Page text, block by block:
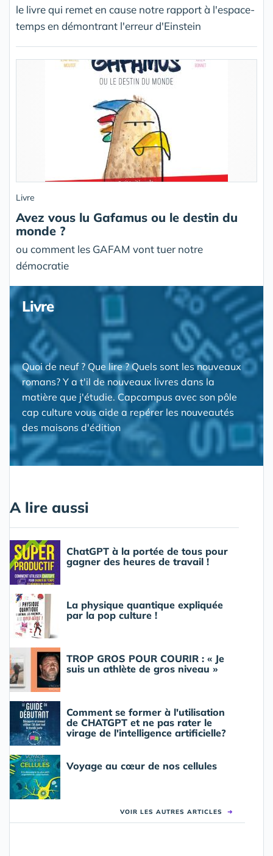
le livre qui remet en cause notre rapport à l'espace-
temps en démontrant l'erreur d'Einstein
Livre
Avez vous lu Gafamus ou le destin du
monde ?
ou comment les GAFAM vont tuer notre
démocratie
Livre
Quoi de neuf ? Que lire ? Quels sont les nouveaux
romans? Y a t'il de nouveaux livres dans la
matière que j'étudie. Capcampus avec son pôle
cap culture vous aide a repérer les nouveautés
des maisons d'édition
A lire aussi
ChatGPT à la portée de tous pour
gagner des heures de travail !
La physique quantique expliquée
par la pop culture !
TROP GROS POUR COURIR : « Je
suis un athlète de gros niveau »
Comment se former à l'utilisation
de CHATGPT et ne pas rater le
virage de l'intelligence artificielle?
Voyage au cœur de nos cellules
VOIR LES AUTRES ARTICLES ➜